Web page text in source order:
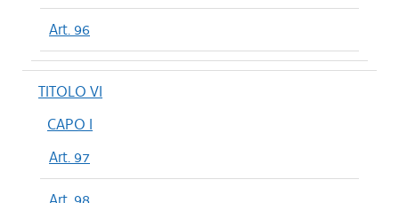
Art. 96
TITOLO VI
CAPO I
Art. 97